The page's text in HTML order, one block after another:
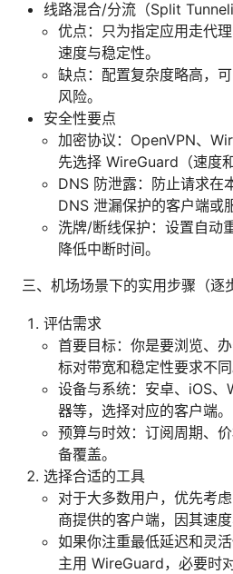
线路混合/分流（Split
优点：只为指定应用走代
速度与稳定性。
缺点：配置复杂度略高，
风险。
安全性要点
加密协议：OpenVPN、
先选择 WireGuard（速度
DNS 防泄露：防止请求在
DNS 泄漏保护的客户端或
洗牌/断线保护：设置自动
降低中断时间。
三、机场场景下的实用步骤（逐
评估需求
首要目标：你是要浏览、
标对带宽和稳定性要求不同
设备与系统：安卓、iOS
器等，选择对应的客户端。
预算与时效：订阅周期、
备覆盖。
选择合适的工具
对于大多数用户，优先考
商提供的客户端，因其速度
如果你注重最低延迟和灵
主用 WireGuard，必要时